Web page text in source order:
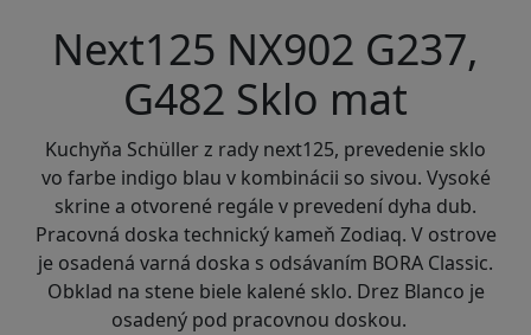
Next125 NX902 G237,
G482 Sklo mat
Kuchyňa Schüllerz rady next125, prevedenie sklo
vo farbe indigo blau v kombinácii so sivou. Vysoké
skrine a otvorené regále v prevedení dyha dub.
Pracovná doska technický kameň Zodiaq. V ostrove
je osadená varná doska s odsávaním BORA Classic.
Obklad na stene biele kalené sklo. Drez Blanco je
osadený pod pracovnou doskou.